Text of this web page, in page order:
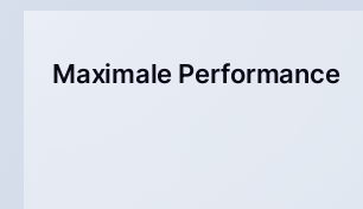
Maximale Performance